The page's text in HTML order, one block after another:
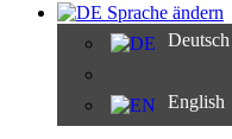
Sprache ändern
Deutsch
English